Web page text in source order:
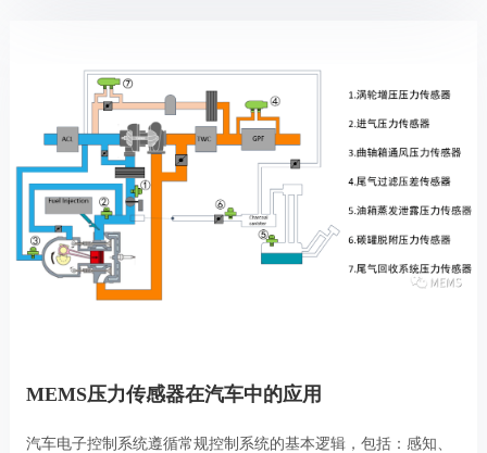
MEMS压力传感器在汽车中的应用
汽车电子控制系统遵循常规控制系统的基本逻辑，包括：感知、